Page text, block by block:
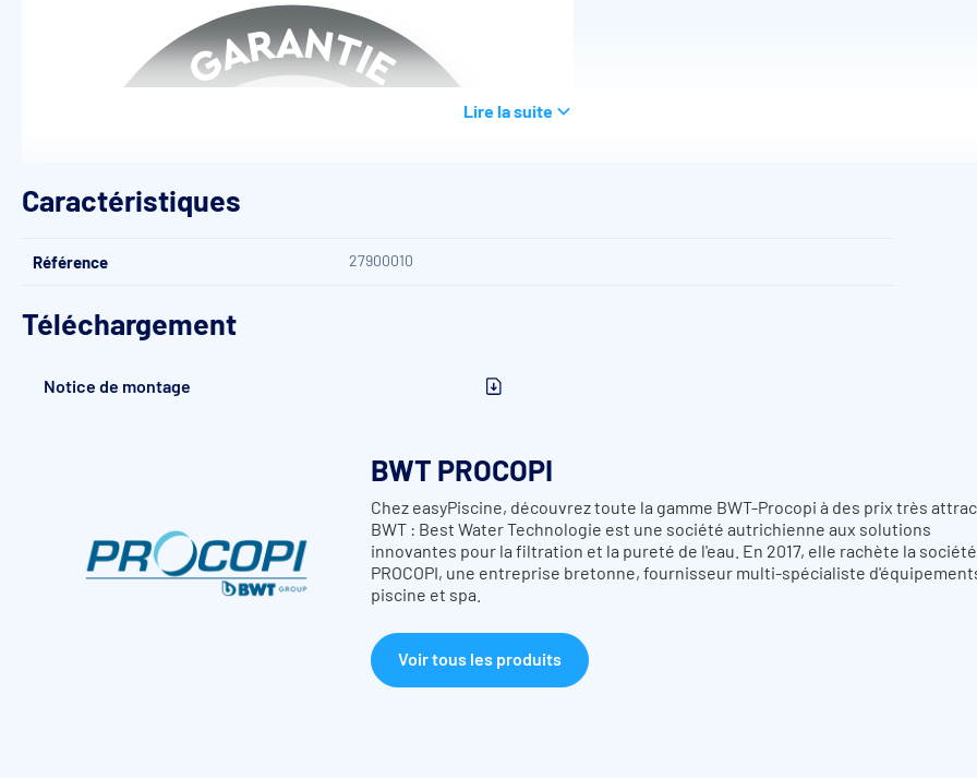
Hauteur : 120 cm
Hauteur : 133 cm
Hauteur : 146 cm
Assembler les panneaux latéraux (1 et 3) avec le panneau avant (2) et les panneaux du dessus (6 et 7) à l'aide de 10 vis 4 ×
(15). Le panneau du dessus arrière (7) peut ne pas être monté pour laisser la place aux margelles du bassin.
Lire la suite
Caractéristiques
Référence 27900010
Téléchargement
Notice de montage
BWT PROCOPI
Chez easyPiscine, découvrez toute la gamme BWT-Procopi à des prix très
BWT : Best Water Technologie est une société autrichienne aux solutions
innovantes pour la filtration et la pureté de l'eau. En 2017, elle rachète la société
PROCOPI, une entreprise bretonne, fournisseur multi-spécialiste
piscine et spa.
Voir tous les produits